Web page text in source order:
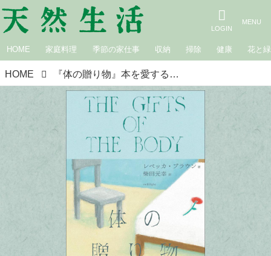
HOME 家庭料理 季節の家仕事 収納 掃除 健康 花と緑
HOME 『体の贈り物』本を愛する本屋店主おすすめの“心に響いた”この1冊／twililight・熊谷充紘さん